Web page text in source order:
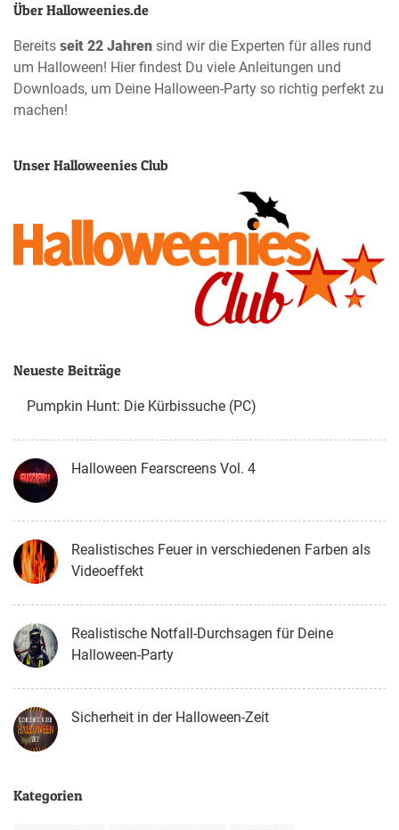
Über Halloweenies.de
Bereits seit 22 Jahren sind wir die Experten für alles rund
um Halloween! Hier findest Du viele Anleitungen und
Downloads, um Deine Halloween-Party so richtig perfekt zu
machen!
Unser Halloweenies Club
Neueste Beiträge
Pumpkin Hunt: Die Kürbissuche (PC)
Halloween Fearscreens Vol. 4
Realistisches Feuer in verschiedenen Farben als
Videoeffekt
Realistische Notfall-Durchsagen für Deine
Halloween-Party
Sicherheit in der Halloween-Zeit
Kategorien